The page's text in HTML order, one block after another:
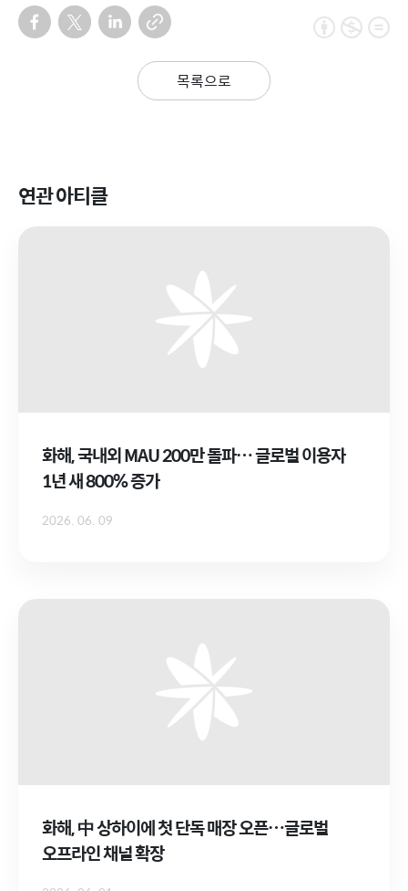
목록으로
연관 아티클
화해, 국내외 MAU 200만 돌파… 글로벌 이용자
1년 새 800% 증가
2026. 06. 09
화해, 中 상하이에 첫 단독 매장 오픈…글로벌
오프라인 채널 확장